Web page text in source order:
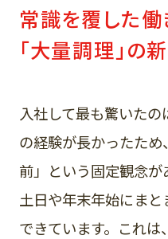
常識を覆した働
「大量調理」の
入社して最も驚いた
の経験が長かったた
前」という固定観念
土日や年末年始にま
できています。これ